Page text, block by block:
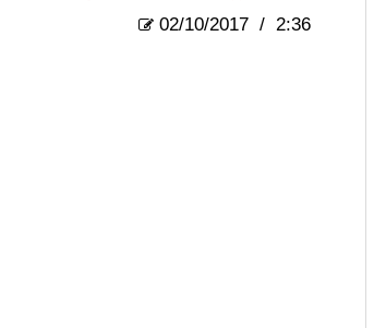
02/10/2017 / 2:36